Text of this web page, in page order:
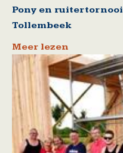
Pony en
Tollembeek
Meer lezen